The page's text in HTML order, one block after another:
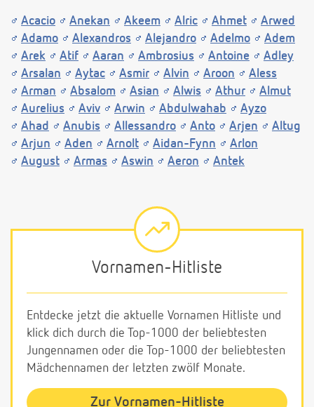
Acacio Anekan Akeem Alric Ahmet
Arwed
Adamo
Alexandros Alejandro Adelmo
Adem
Arek
Atif Aaran Ambrosius Antoine
Adley
Arsalan
Aytac Asmir Alvin Aroon
Aless
Arman
Absalom Asian Alwis Athur
Almut
Aurelius
Aviv Arwin Abdulwahab
Ayzo
Ahad
Anubis Allessandro Anto Arjen
Altug
Arjun
Aden Arnolt Aidan-Fynn
Arlon
August
Armas Aswin Aeron Antek
Vornamen-Hitliste
Entdecke jetzt die aktuelle Vornamen Hitliste und
klick dich durch die Top-1000 der beliebtesten
Jungennamen oder die Top-1000 der beliebtesten
Mädchennamen der letzten zwölf Monate.
Zur Vornamen-Hitliste